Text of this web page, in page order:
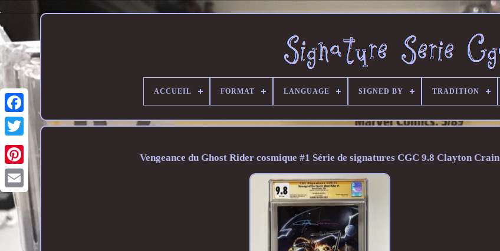
ACCUEIL FORMAT LANGUAGE SIGNED BY TRADITION
Vengeance du Ghost Rider cosmique #1 Série de signatures CGC 9.8 Clayton Crain